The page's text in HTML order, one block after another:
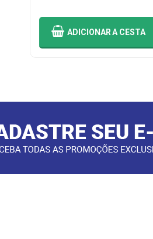
ADICIONARA CESTA